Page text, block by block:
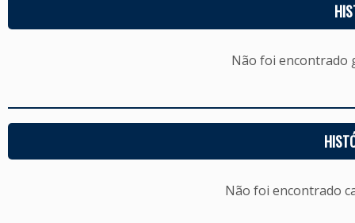
Não foi encontrado
Não foi encontrado